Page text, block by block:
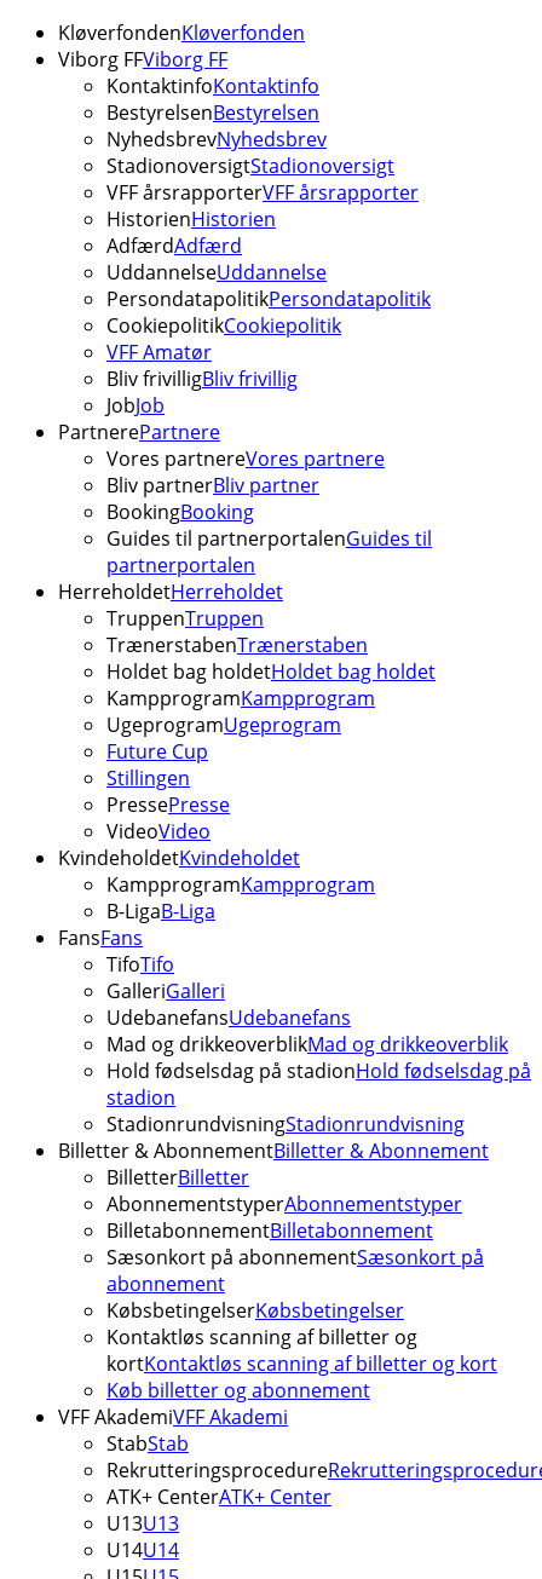
KløverfondenKløverfonden
Viborg FFViborg FF
KontaktinfoKontaktinfo
BestyrelsenBestyrelsen
NyhedsbrevNyhedsbrev
StadionoversigtStadionoversigt
VFF årsrapporterVFF årsrapporter
HistorienHistorien
AdfærdAdfærd
UddannelseUddannelse
PersondatapolitikPersondatapolitik
CookiepolitikCookiepolitik
VFF Amatør
Bliv frivilligBliv frivillig
JobJob
PartnerePartnere
Vores partnereVores partnere
Bliv partnerBliv partner
BookingBooking
Guides til partnerportalenGuides til
partnerportalen
HerreholdetHerreholdet
TruppenTruppen
TrænerstabenTrænerstaben
Holdet bag holdetHoldet bag holdet
KampprogramKampprogram
UgeprogramUgeprogram
Future Cup
Stillingen
PressePresse
VideoVideo
KvindeholdetKvindeholdet
KampprogramKampprogram
B-LigaB-Liga
FansFans
TifoTifo
GalleriGalleri
UdebanefansUdebanefans
Mad og drikkeoverblikMad og drikkeoverblik
Hold fødselsdag på stadionHold fødselsdag på
stadion
StadionrundvisningStadionrundvisning
Billetter & AbonnementBilletter & Abonnement
BilletterBilletter
AbonnementstyperAbonnementstyper
BilletabonnementBilletabonnement
Sæsonkort på abonnementSæsonkort på
abonnement
KøbsbetingelserKøbsbetingelser
Kontaktløs scanning af billetter og
kortKontaktløs scanning af billetter og kort
Køb billetter og abonnement
VFF AkademiVFF Akademi
StabStab
Rekrutteringsprocedure
ATK+ CenterATK+ Center
U13U13
U14U14